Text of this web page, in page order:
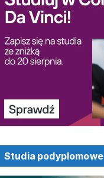
Studia podyplomowe